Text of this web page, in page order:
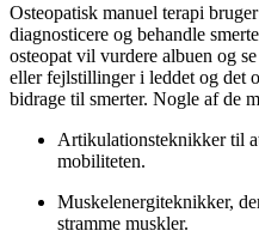
Osteopatisk manuel terapi
diagnosticere og behandle
osteopat vil vurdere albuen og
eller fejlstillinger i leddet og det
bidrage til smerter. Nogle af de
Artikulationsteknikker til
mobiliteten.
Muskelenergiteknikker,
stramme muskler.